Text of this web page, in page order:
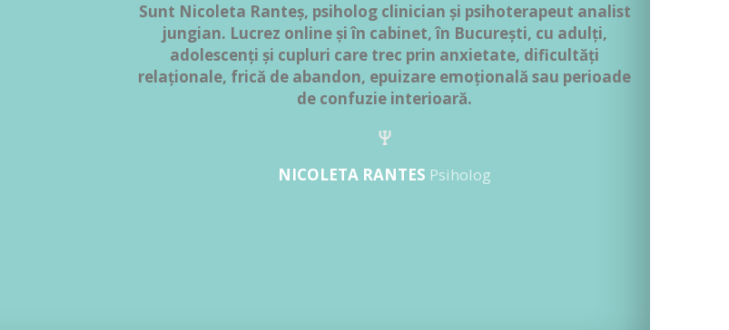
Sunt Nicoleta Ranteș, psiholog clinician și psihoterapeut analist
jungian. Lucrez online și în cabinet, în București, cu adulți,
adolescenți și cupluri care trec prin anxietate, dificultăți
relaționale, frică de abandon, epuizare emoțională sau perioade
de confuzie interioară.
NICOLETA RANTES Psiholog